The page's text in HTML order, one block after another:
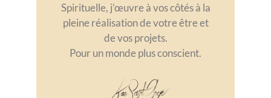
Spirituelle, j’œuvre à vos côtés à la
pleine réalisation de votre être et
de vos projets.
Pour un monde plus conscient.